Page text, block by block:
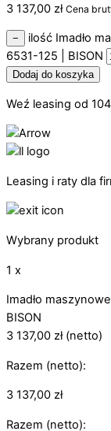
3 137,00 zł Cena
−
ilość Imadło
6531-125 | BISON
Dodaj do koszyka
Weź leasing od
Leasing i raty dla
Wybrany produkt
1 x
Imadło
BISON
3 137,00 zł(netto)
Razem (netto):
3 137,00 zł
Razem (netto):